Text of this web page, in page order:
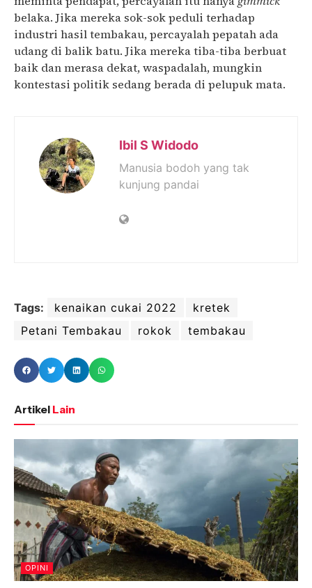
belaka. Jika mereka sok-sok peduli terhadap
industri hasil tembakau, percayalah pepatah ada
udang di balik batu. Jika mereka tiba-tiba berbuat
baik dan merasa dekat, waspadalah, mungkin
kontestasi politik sedang berada di pelupuk mata.
Ibil S Widodo
Manusia bodoh yang tak
kunjung pandai
Tags: kenaikan cukai 2022
kretek
Petani Tembakau
rokok tembakau
Artikel Lain
OPINI